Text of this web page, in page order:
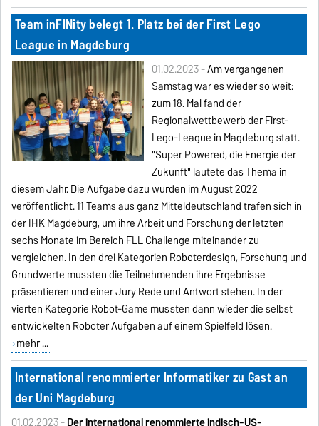
Team inFINity belegt 1. Platz bei der First Lego
League in Magdeburg
01.02.2023 -Am vergangenen
Samstag war es wieder so weit:
zum 18. Mal fand der
Regionalwettbewerb der First-
Lego-League in Magdeburg statt.
"Super Powered, die Energie der
Zukunft" lautete das Thema in
diesem Jahr. Die Aufgabe dazu wurden im August 2022
veröffentlicht. 11 Teams aus ganz Mitteldeutschland trafen sich in
der IHK Magdeburg, um ihre Arbeit und Forschung der letzten
sechs Monate im Bereich FLL Challenge miteinander zu
vergleichen. In den drei Kategorien Roboterdesign, Forschung und
Grundwerte mussten die Teilnehmenden ihre Ergebnisse
präsentieren und einer Jury Rede und Antwort stehen. In der
vierten Kategorie Robot-Game mussten dann wieder die selbst
entwickelten Roboter Aufgaben auf einem Spielfeld lösen.
mehr ...
International renommierter Informatiker zu Gast an
der Uni Magdeburg